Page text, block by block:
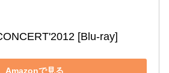
[Blu-ray]
Amazonで見る